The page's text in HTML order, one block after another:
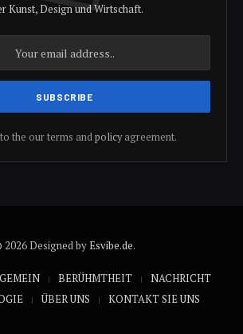
Kunst, Design und Wirtschaft.
the our terms andpolicyagreement.
2026 Designed byEsvibe.de.
BERÜHMTHEIT
NACHRICHT
ÜBER UNS KONTAKT SIE UNS